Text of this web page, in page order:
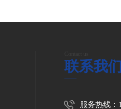
联系我
服务热线：